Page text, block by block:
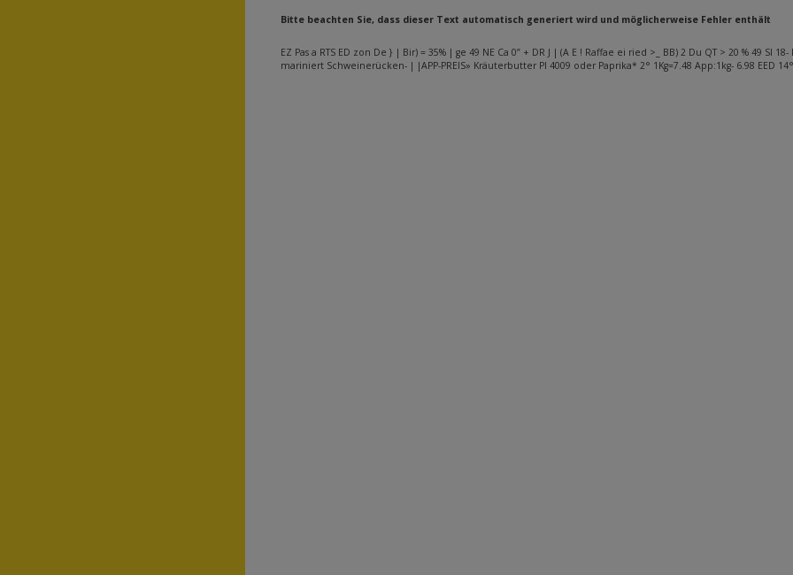
Bitte beachten Sie, dass dieser Text automatisch generiert wird und möglicherweise Fehler enthält
EZ Pas a RTS ED zon De } | Bir) = 35% | ge 49 NE Ca 0” + DR J | (A E ! Raffae ei ried >_ BB) 2 Du QT > 20 % 49 Sl
mariniert Schweinerücken- | |APP-PREIS» Kräuterbutter Pl 4009 oder Paprika* 2° 1Kg=7.48 App:1kg- 6.98 EED